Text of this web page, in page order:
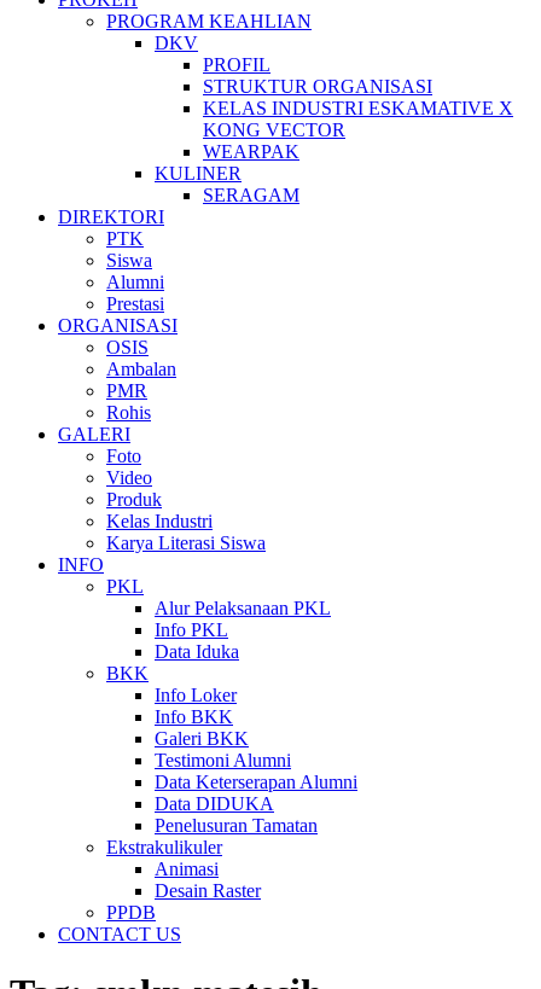
PROGRAM KEAHLIAN
DKV
PROFIL
STRUKTUR ORGANISASI
KELAS INDUSTRI ESKAMATIVE X
KONG VECTOR
WEARPAK
KULINER
SERAGAM
DIREKTORI
PTK
Siswa
Alumni
Prestasi
ORGANISASI
OSIS
Ambalan
PMR
Rohis
GALERI
Foto
Video
Produk
Kelas Industri
Karya Literasi Siswa
INFO
PKL
Alur Pelaksanaan PKL
Info PKL
Data Iduka
BKK
Info Loker
Info BKK
Galeri BKK
Testimoni Alumni
Data Keterserapan Alumni
Data DIDUKA
Penelusuran Tamatan
Ekstrakulikuler
Animasi
Desain Raster
PPDB
CONTACT US